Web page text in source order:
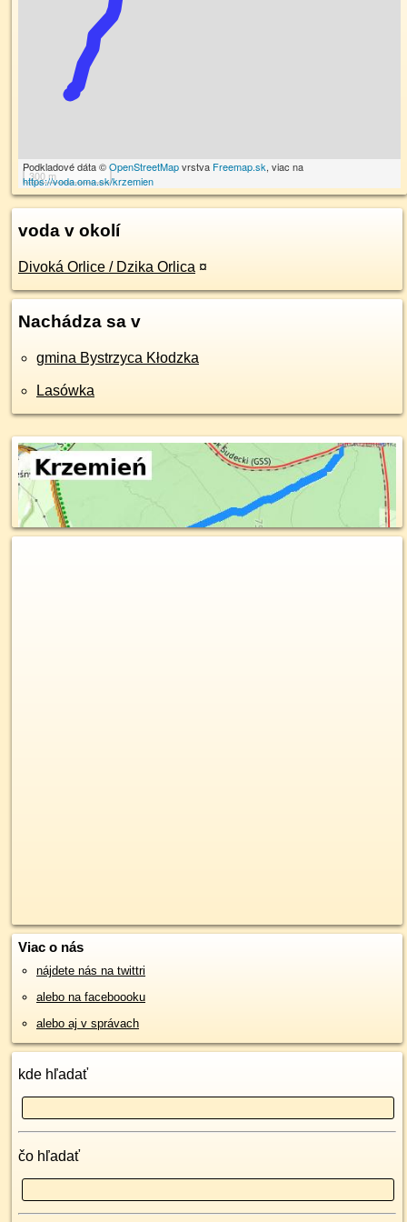
300 m
Podkladové dáta ©OpenStreetMapvrstva Freemap.sk, viac na
https://voda.oma.sk/krzemien
voda v okolí
Divoká Orlice / Dzika Orlica ¤
Nachádza sa v
gmina Bystrzyca Kłodzka
Lasówka
Viac o nás
nájdete nás na twittri
alebo na faceboooku
alebo aj v správach
kde hľadať
čo hľadať